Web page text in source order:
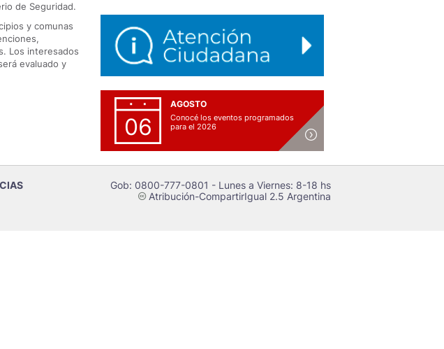
de Seguridad.
y comunas
Los interesados
evaluado y
06
AGOSTO
Conocé los eventos programados
para el 2026
Gob: 0800-777-0801 - Lunes a Viernes: 8-18 hs
cAtribución-CompartirIgual 2.5 Argentina